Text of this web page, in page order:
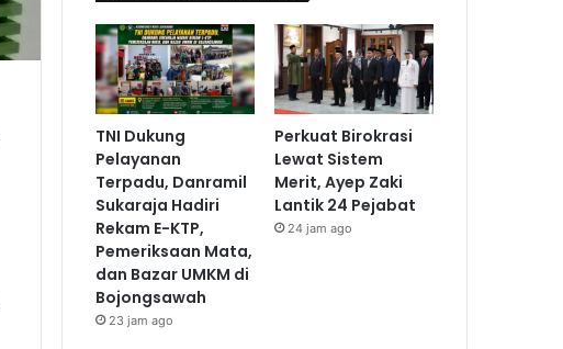
TNI Dukung
Pelayanan
Terpadu, Danramil
Sukaraja Hadiri
Rekam E-KTP,
Pemeriksaan Mata,
dan Bazar UMKM di
Bojongsawah
23 jam ago
Perkuat Birokrasi
Lewat Sistem
Merit, Ayep Zaki
Lantik 24 Pejabat
24 jam ago